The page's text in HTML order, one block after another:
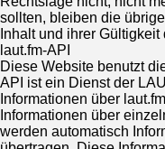
sollten, bleiben die
Inhalt und ihrer
laut.fm-API
Diese Website benutzt
API ist ein Dienst der
Informationen über
Informationen über
werden automatisch